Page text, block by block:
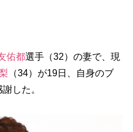
佑都選手（32）の妻で、現
（34）が19日、自身のブ
した。